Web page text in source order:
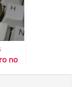
no